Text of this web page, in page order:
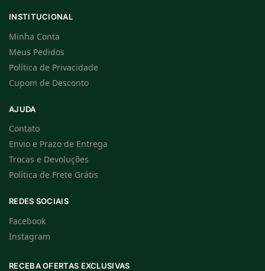
INSTITUCIONAL
Minha Conta
Meus Pedidos
Política de Privacidade
Cupom de Desconto
AJUDA
Contato
Envio e Prazo de Entrega
Trocas e Devoluções
Política de Frete Grátis
REDES SOCIAIS
Facebook
Instagram
RECEBA OFERTAS EXCLUSIVAS